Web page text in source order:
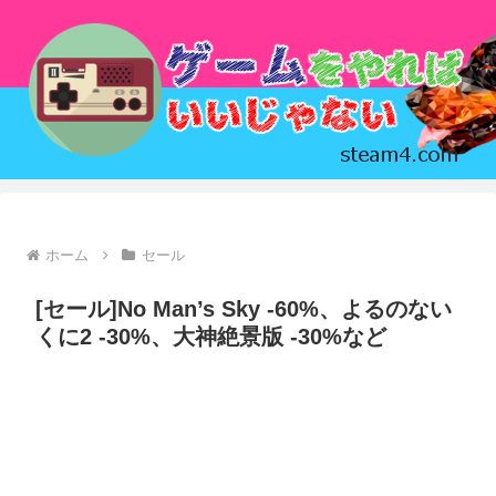
ホーム セール
[セール]No Man’s Sky -60%、よるのない
くに2 -30%、大神絶景版 -30%など